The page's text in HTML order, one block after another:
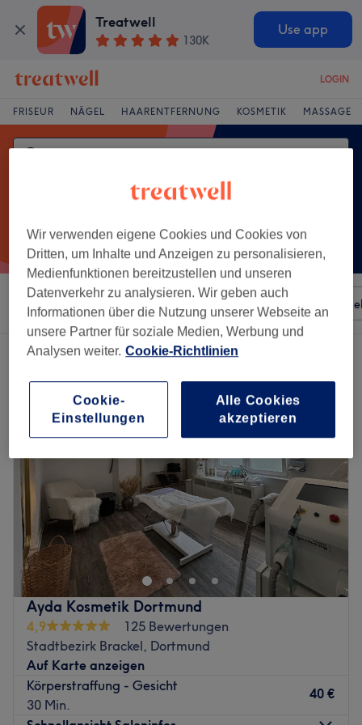
Treatwell
130K
Use app
LOGIN
FRISEUR NÄGEL HAARENTFERNUNG KOSMETIK MASSAGE
Sortieren nach Besonderheiten Salons
Ein Salon, der anbietet: körperbehandlungen in Brackel, Dortmund
Ayda Kosmetik Dortmund
4,9
125 Bewertungen
Stadtbezirk Brackel, Dortmund
Auf Karte anzeigen
Körperstraffung - Gesicht
30 Min.
40 €
Wir verwenden eigene Cookies und Cookies von
Dritten, um Inhalte und Anzeigen zu personalisieren,
Medienfunktionen bereitzustellen und unseren
Datenverkehr zu analysieren. Wir geben auch
Informationen über die Nutzung unserer Webseite an
unsere Partner für soziale Medien, Werbung und
Analysen weiter. Cookie-Richtlinien
Cookie-
Einstellungen
Alle Cookies
akzeptieren